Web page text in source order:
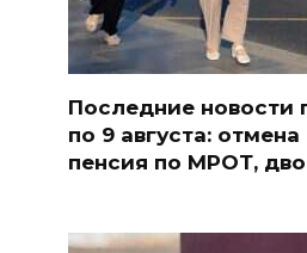
Последние новости
по 9 августа:
пенсия по МРОТ,